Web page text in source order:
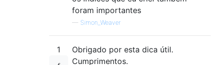
foram importantes
— Simon_Weaver
1
Obrigado por esta dica útil.
Cumprimentos.